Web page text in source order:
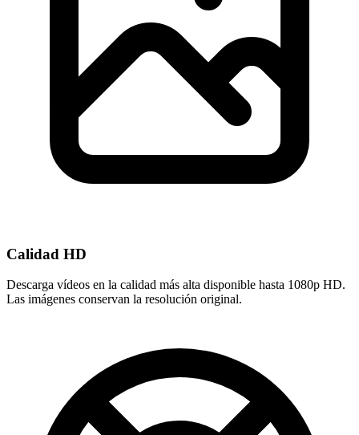
Calidad HD
Descarga vídeos en la calidad más alta disponible hasta 1080p HD.
Las imágenes conservan la resolución original.